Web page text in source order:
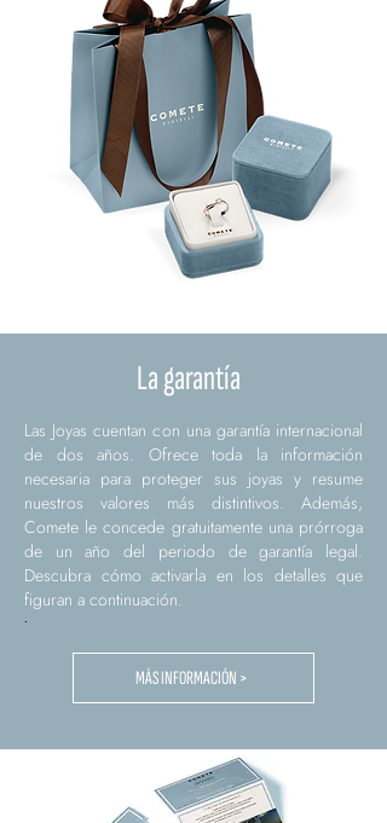
La garantía
Las Joyas cuentan con una garantía internacional
de dos años. Ofrece toda la información
necesaria para proteger sus joyas y resume
nuestros valores más distintivos. Además,
Comete le concede gratuitamente una prórroga
de un año del periodo de garantía legal.
Descubra cómo activarla en los detalles que
figuran a continuación.
MÁS INFORMACIÓN >